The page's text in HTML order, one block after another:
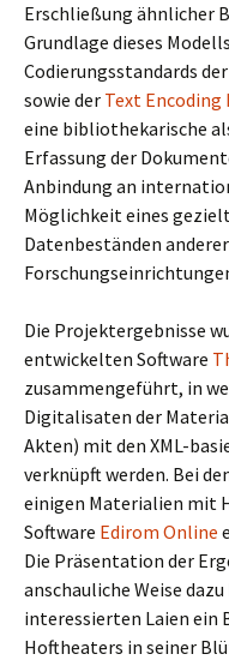
Erschließung ähnlicher
Grundlage dieses
Codierungsstandards der
sowie der Text
eine bibliothekarische
Erfassung der
Anbindung an
Möglichkeit eines
Datenbeständen
Die Projektergebnisse
entwickelten Software
zusammengeführt, in
Digitalisaten der
Akten) mit den XML-
verknüpft werden. Bei
einigen Materialien mit
Software Edirom Online
Die Präsentation der
anschauliche Weise
interessierten Laien ein
Hoftheaters in seiner